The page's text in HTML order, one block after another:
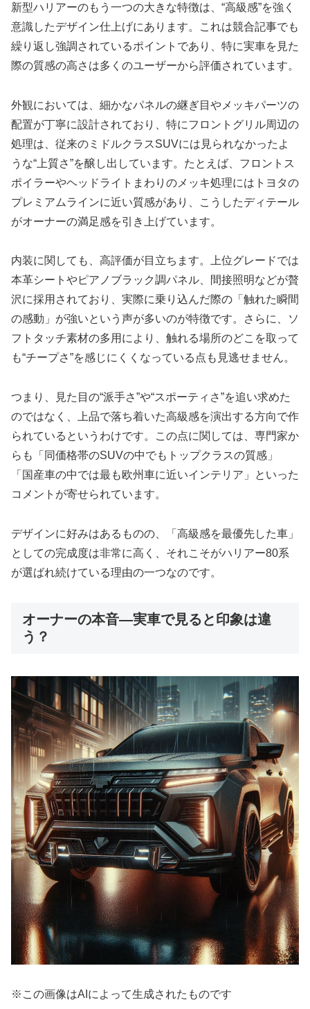
新型ハリアーのもう一つの大きな特徴は、“高級感”を強く
意識したデザイン仕上げにあります。これは競合記事でも
繰り返し強調されているポイントであり、特に実車を見た
際の質感の高さは多くのユーザーから評価されています。
外観においては、細かなパネルの継ぎ目やメッキパーツの
配置が丁寧に設計されており、特にフロントグリル周辺の
処理は、従来のミドルクラスSUVには見られなかったよ
うな“上質さ”を醸し出しています。たとえば、フロントス
ポイラーやヘッドライトまわりのメッキ処理にはトヨタの
プレミアムラインに近い質感があり、こうしたディテール
がオーナーの満足感を引き上げています。
内装に関しても、高評価が目立ちます。上位グレードでは
本革シートやピアノブラック調パネル、間接照明などが贅
沢に採用されており、実際に乗り込んだ際の「触れた瞬間
の感動」が強いという声が多いのが特徴です。さらに、ソ
フトタッチ素材の多用により、触れる場所のどこを取って
も“チープさ”を感じにくくなっている点も見逃せません。
つまり、見た目の“派手さ”や“スポーティさ”を追い求めた
のではなく、上品で落ち着いた高級感を演出する方向で作
られているというわけです。この点に関しては、専門家か
らも「同価格帯のSUVの中でもトップクラスの質感」
「国産車の中では最も欧州車に近いインテリア」といった
コメントが寄せられています。
デザインに好みはあるものの、「高級感を最優先した車」
としての完成度は非常に高く、それこそがハリアー80系
が選ばれ続けている理由の一つなのです。
オーナーの本音—実車で見ると印象は違
う？
※この画像はAIによって生成されたものです